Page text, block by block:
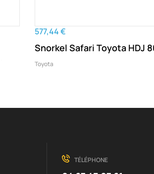
577,44 €
Snorkel Safari Toyota HDJ
Toyota
TÉLÉPHONE